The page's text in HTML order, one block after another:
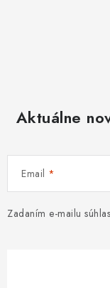
Aktuálne
Email
Zadaním e-mailu